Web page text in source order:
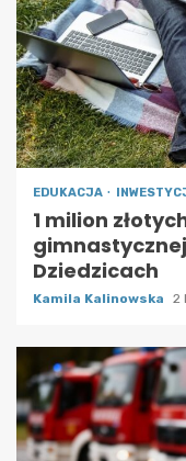
EDUKACJA
1 milion
Dziedzicach
Kamila Kalinowska 2